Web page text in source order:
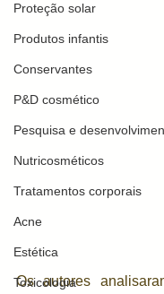
Proteção solar
Produtos infantis
Conservantes
P&D cosmético
Pesquisa e
Nutricosméticos
Tratamentos corporais
Acne
Estética
Toxicologia
Os autores